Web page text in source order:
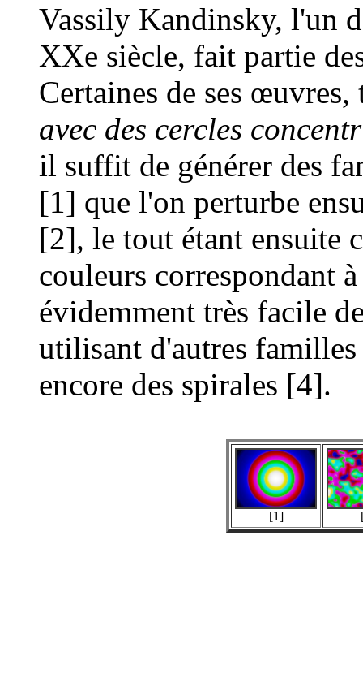
Vassily Kandinsky, l'un
XXe siècle, fait partie
Certaines de ses
avec des cercles
il suffit de générer des
[1] que l'on perturbe
[2], le tout étant ensuite
couleurs correspondant
évidemment très facile
utilisant d'autres
encore des spirales [4].
[1]